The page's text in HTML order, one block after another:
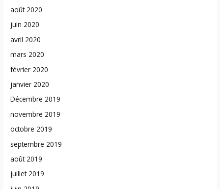
août 2020
juin 2020
avril 2020
mars 2020
février 2020
janvier 2020
Décembre 2019
novembre 2019
octobre 2019
septembre 2019
août 2019
juillet 2019